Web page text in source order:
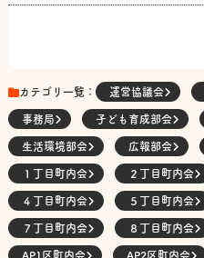
カテゴリ一覧： 運営協議会
事務局 子ども育成部会
生活環境部会 広報部会
１丁目町内会 ２丁目町内会
４丁目町内会 ５丁目町内会
７丁目町内会 ８丁目町内会
AP1区町内会 AP2区町内会